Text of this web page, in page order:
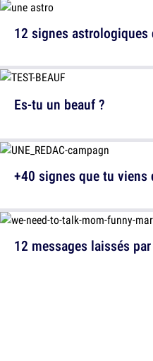
12 signes
12 messages laissés
Es-tu un beauf ?
+40 signes que tu viens